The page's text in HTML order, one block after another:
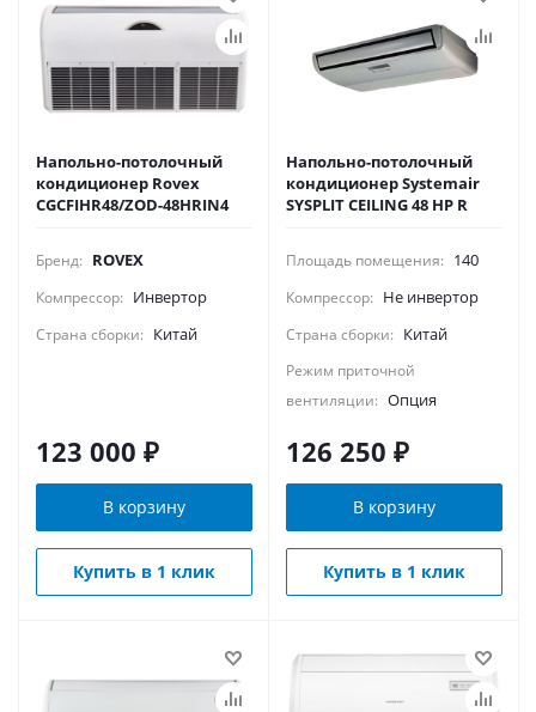
Напольно-потолочный
кондиционер Rovex
CGCFIHR48/ZOD-48HRIN4
Бренд: ROVEX
Компрессор: Инвертор
Страна сборки: Китай
123 000 ₽
В корзину
Купить в 1 клик
Напольно-потолочный
кондиционер Systemair
SYSPLIT CEILING 48 HP R
Площадь помещения: 140
Компрессор: Не инвертор
Страна сборки: Китай
Режим приточной
вентиляции: Опция
126 250 ₽
В корзину
Купить в 1 клик